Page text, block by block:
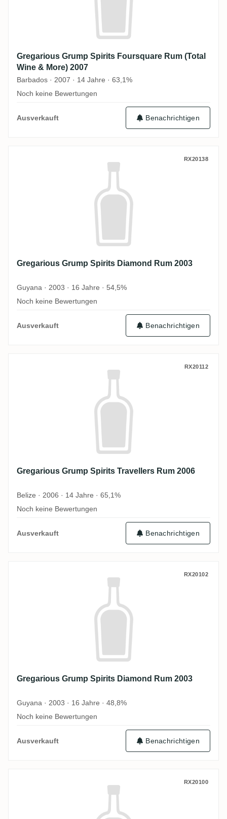
Gregarious Grump Spirits Foursquare Rum (Total
Wine & More) 2007
Barbados · 2007 · 14 Jahre · 63,1%
Noch keine Bewertungen
Ausverkauft Benachrichtigen
Gregarious Grump Spirits Diamond Rum
RX20138
Gregarious Grump Spirits Diamond Rum 2003
Guyana · 2003 · 16 Jahre · 54,5%
Noch keine Bewertungen
Ausverkauft Benachrichtigen
Gregarious Grump Spirits Travellers Rum
RX20112
Gregarious Grump Spirits Travellers Rum 2006
Belize · 2006 · 14 Jahre · 65,1%
Noch keine Bewertungen
Ausverkauft Benachrichtigen
Gregarious Grump Spirits Diamond Rum
RX20102
Gregarious Grump Spirits Diamond Rum 2003
Guyana · 2003 · 16 Jahre · 48,8%
Noch keine Bewertungen
Ausverkauft Benachrichtigen
Gregarious Grump Spirits New Yarmouth
RX20100